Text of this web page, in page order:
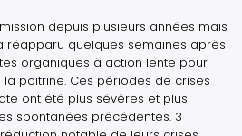
depuis plusieurs années mais
réapparu quelques semaines après
organiques à action lente pour
poitrine. Ces périodes de crises
ont été plus sévères et plus
spontanées précédentes. 3